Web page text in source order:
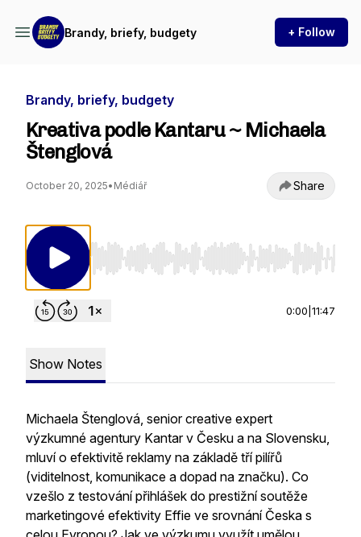
Brandy, briefy, budgety + Follow
Brandy, briefy, budgety
Kreativa podle Kantaru ~ Michaela
Štenglová
October 20, 2025• Médiář Share
Use Left/Right to seek, Home/End to jump
0:00 11:47
Show Notes
Michaela Štenglová, senior creative expert
výzkumné agentury Kantar v Česku a na Slovensku,
mluví o efektivitě reklamy na základě tří pilířů
(viditelnost, komunikace a dopad na značku). Co
vzešlo z testování přihlášek do prestižní soutěže
marketingové efektivity Effie ve srovnání Česka s